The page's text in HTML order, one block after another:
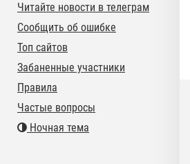
Читайте новости в телеграм
Сообщить об ошибке
Топ сайтов
Забаненные участники
Правила
Частые вопросы
Ночная тема